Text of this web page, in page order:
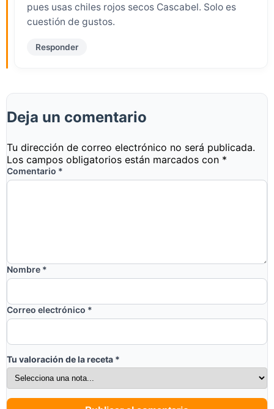
pues usas chiles rojos secos Cascabel. Solo es
cuestión de gustos.
Responder
Deja un comentario
Tu dirección de correo electrónico no será publicada.
Los campos obligatorios están marcados con *
Comentario *
Nombre *
Correo electrónico *
Tu valoración de la receta *